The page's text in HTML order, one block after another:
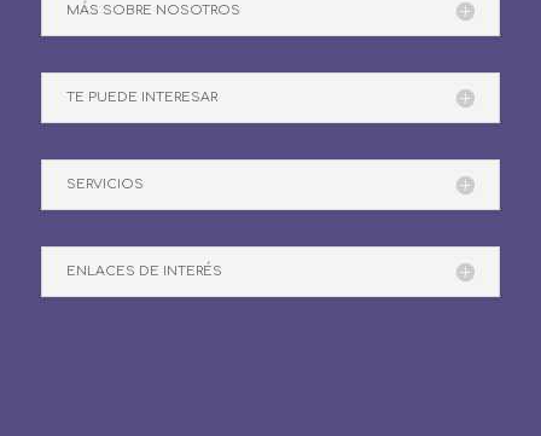
MÁS SOBRE NOSOTROS
TE PUEDE INTERESAR
SERVICIOS
ENLACES DE INTERÉS